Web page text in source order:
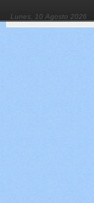
Lunes, 10 Agosto 2026